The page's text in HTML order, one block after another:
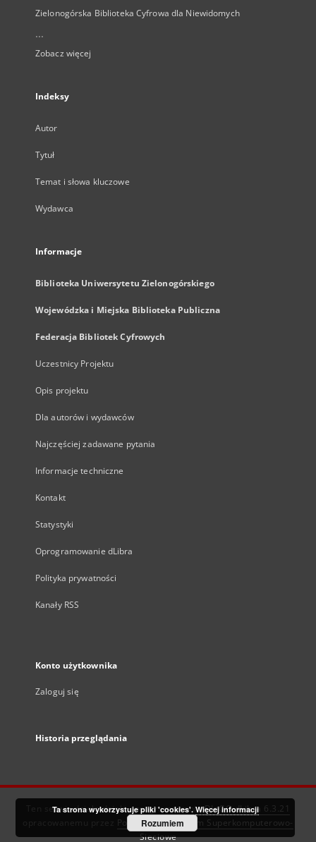
Zielonogórska Biblioteka Cyfrowa dla Niewidomych
...
Zobacz więcej
Indeksy
Autor
Tytuł
Temat i słowa kluczowe
Wydawca
Informacje
Biblioteka Uniwersytetu Zielonogórskiego
Wojewódzka i Miejska Biblioteka Publiczna
Federacja Bibliotek Cyfrowych
Uczestnicy Projektu
Opis projektu
Dla autorów i wydawców
Najczęściej zadawane pytania
Informacje techniczne
Kontakt
Statystyki
Oprogramowanie dLibra
Polityka prywatności
Kanały RSS
Konto użytkownika
Zaloguj się
Historia przeglądania
Ten serwis działa dzięki oprogramowaniuDInGO dLibra 6.3.21
Poznańskie Centrum Superkomputerowo-
Sieciowe
Ta strona wykorzystuje pliki 'cookies'. Więcej informacji
Rozumiem